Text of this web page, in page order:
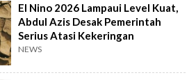
El Nino 2026 Lampaui Level Kuat,
Abdul Azis Desak Pemerintah
Serius Atasi Kekeringan
NEWS